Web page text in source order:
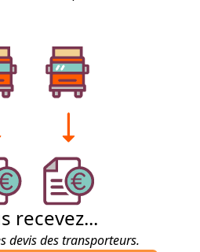
recevez...
devis des transporteurs.